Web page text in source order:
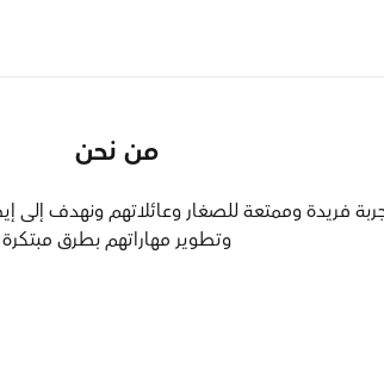
من نحن
فريدة وممتعة للصغار وعائلاتهم ونهدف
وتطوير مهاراتهم بطرق مبتكرة